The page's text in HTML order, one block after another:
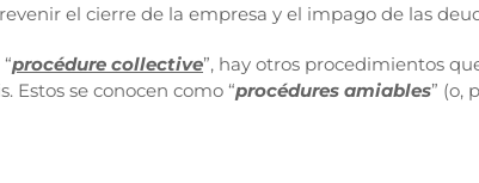
el cierre de la empresa y el impago de las
procédure collective”, hay otros procedimientos
Estos se conocen como “procédures amiables” (o,